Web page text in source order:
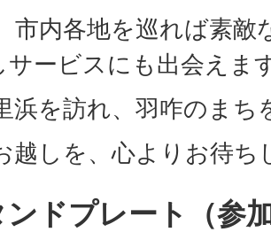
市内各地を巡れば素敵
サービスにも出会えま
浜を訪れ、羽咋のまち
越しを、心よりお待ち
ンドプレート（参